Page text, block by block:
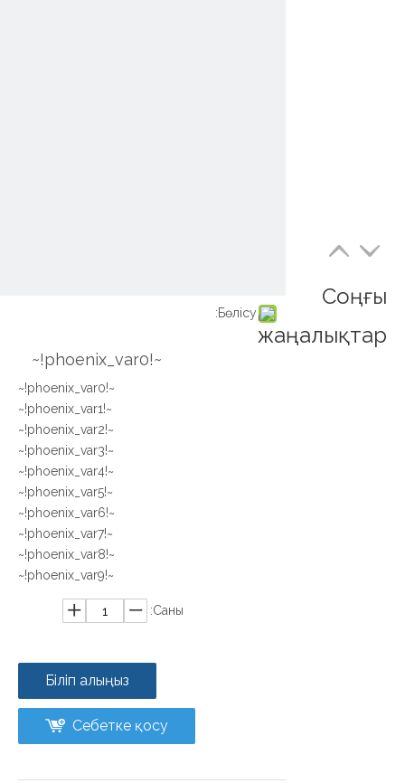
Бөлісу:
~!phoenix_var0!~
~!phoenix_var0!~
~!phoenix_var1!~
~!phoenix_var2!~
~!phoenix_var3!~
~!phoenix_var4!~
~!phoenix_var5!~
~!phoenix_var6!~
~!phoenix_var7!~
~!phoenix_var8!~
~!phoenix_var9!~
Саны:
Біліп алыңыз
Себетке қосу
Соңғы
жаңалықтар